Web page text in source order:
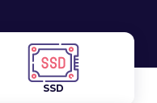
SSD